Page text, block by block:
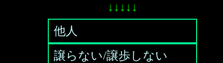
↓↓↓↓↓
他人
譲らない/譲歩しない